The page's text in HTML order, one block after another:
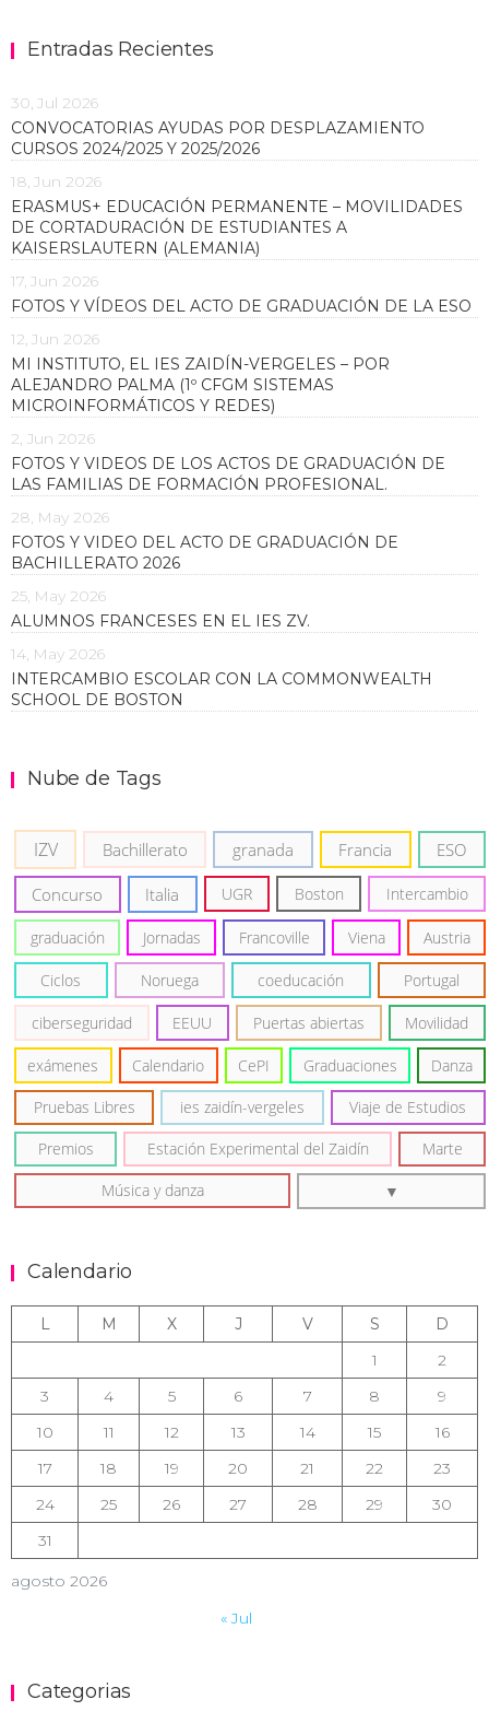
Entradas Recientes
30, Jul 2026
CONVOCATORIAS AYUDAS POR DESPLAZAMIENTO
CURSOS 2024/2025 Y 2025/2026
18, Jun 2026
ERASMUS+ EDUCACIÓN PERMANENTE – MOVILIDADES
DE CORTADURACIÓN DE ESTUDIANTES A
KAISERSLAUTERN (ALEMANIA)
17, Jun 2026
FOTOS Y VÍDEOS DEL ACTO DE GRADUACIÓN DE LA ESO
12, Jun 2026
MI INSTITUTO, EL IES ZAIDÍN-VERGELES – POR
ALEJANDRO PALMA (1º CFGM SISTEMAS
MICROINFORMÁTICOS Y REDES)
2, Jun 2026
FOTOS Y VIDEOS DE LOS ACTOS DE GRADUACIÓN DE
LAS FAMILIAS DE FORMACIÓN PROFESIONAL.
28, May 2026
FOTOS Y VIDEO DEL ACTO DE GRADUACIÓN DE
BACHILLERATO 2026
25, May 2026
ALUMNOS FRANCESES EN EL IES ZV.
14, May 2026
INTERCAMBIO ESCOLAR CON LA COMMONWEALTH
SCHOOL DE BOSTON
Nube de Tags
IZV Bachillerato granada Francia ESO
Concurso Italia UGR Boston Intercambio
graduación Jornadas Francoville Viena Austria
Ciclos Noruega coeducación Portugal
ciberseguridad EEUU Puertas abiertas Movilidad
exámenes Calendario CePI Graduaciones Danza
Pruebas Libres ies zaidín-vergeles Viaje de Estudios
Premios Estación Experimental del Zaidín Marte
Música y danza
Calendario
agosto 2026
L M X J V S
D
1
2
3
4 5 6 7 8
9
10
11 12 13 14 15
16
17
18 19 20 21 22
23
24
25 26 27 28 29
30
31
« Jul
Categorias